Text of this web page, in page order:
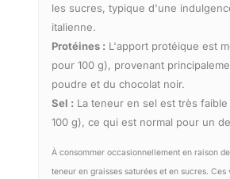
les sucres, typique d'une
italienne.
Protéines : L'apport protéique est
pour 100 g), provenant
poudre et du chocolat noir.
Sel : La teneur en sel est très
100 g), ce qui est normal pour un
À consommer occasionnellement en raison
teneur en graisses saturées et en sucres. Ces